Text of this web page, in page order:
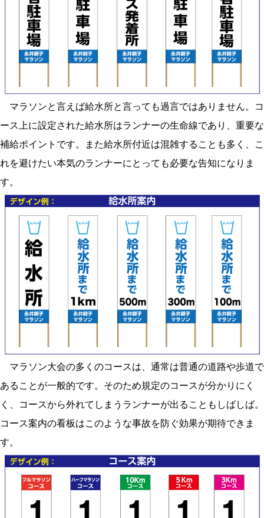
マラソンと言えば給水所と言っても過言ではありません。コ
ース上に設定された給水所はランナーの生命線であり、重要な
補給ポイントです。また給水所付近は混雑することも多く、こ
れを避けたい本気のランナーにとっても必要な告知になりま
す。
マラソン大会の多くのコースは、通常は普通の道路や歩道で
あることが一般的です。そのため規定のコースが分かりにく
く、コースから外れてしまうランナーが出ることもしばしば。
コース案内の看板はこのような事故を防ぐ効果が期待できま
す。